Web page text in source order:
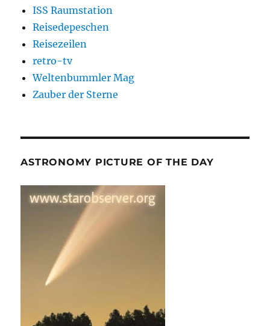
ISS Raumstation
Reisedepeschen
Reisezeilen
retro-tv
Weltenbummler Mag
Zauber der Sterne
ASTRONOMY PICTURE OF THE DAY